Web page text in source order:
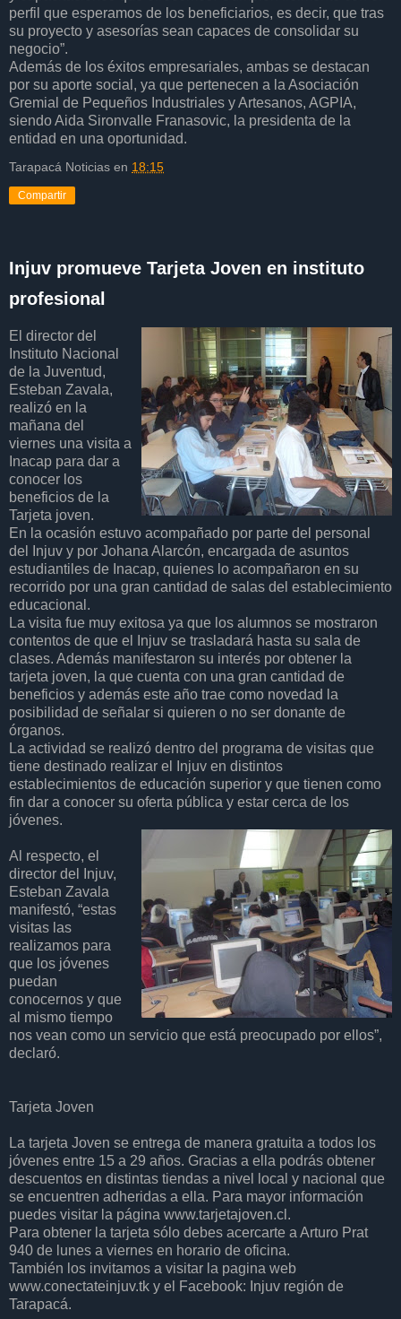
perfil que esperamos de los beneficiarios, es decir, que tras
su proyecto y asesorías sean capaces de consolidar su
negocio”.
Además de los éxitos empresariales, ambas se destacan
por su aporte social, ya que pertenecen a la Asociación
Gremial de Pequeños Industriales y Artesanos, AGPIA,
siendo Aida Sironvalle Franasovic, la presidenta de la
entidad en una oportunidad.
Tarapacá Noticias en 18:15
Compartir
Injuv promueve Tarjeta Joven en instituto
profesional
El director del
Instituto Nacional
de la Juventud,
Esteban Zavala,
realizó en la
mañana del
viernes una visita a
Inacap para dar a
conocer los
beneficios de la
Tarjeta joven.
En la ocasión estuvo acompañado por parte del personal
del Injuv y por Johana Alarcón, encargada de asuntos
estudiantiles de Inacap, quienes lo acompañaron en su
recorrido por una gran cantidad de salas del establecimiento
educacional.
La visita fue muy exitosa ya que los alumnos se mostraron
contentos de que el Injuv se trasladará hasta su sala de
clases. Además manifestaron su interés por obtener la
tarjeta joven, la que cuenta con una gran cantidad de
beneficios y además este año trae como novedad la
posibilidad de señalar si quieren o no ser donante de
órganos.
La actividad se realizó dentro del programa de visitas que
tiene destinado realizar el Injuv en distintos
establecimientos de educación superior y que tienen como
fin dar a conocer su oferta pública y estar cerca de los
jóvenes.
Al respecto, el
director del Injuv,
Esteban Zavala
manifestó, “estas
visitas las
realizamos para
que los jóvenes
puedan
conocernos y que
al mismo tiempo
nos vean como un servicio que está preocupado por ellos”,
declaró.
Tarjeta Joven
La tarjeta Joven se entrega de manera gratuita a todos los
jóvenes entre 15 a 29 años. Gracias a ella podrás obtener
descuentos en distintas tiendas a nivel local y nacional que
se encuentren adheridas a ella. Para mayor información
puedes visitar la página www.tarjetajoven.cl.
Para obtener la tarjeta sólo debes acercarte a Arturo Prat
940 de lunes a viernes en horario de oficina.
También los invitamos a visitar la pagina web
www.conectateinjuv.tk y el Facebook: Injuv región de
Tarapacá.